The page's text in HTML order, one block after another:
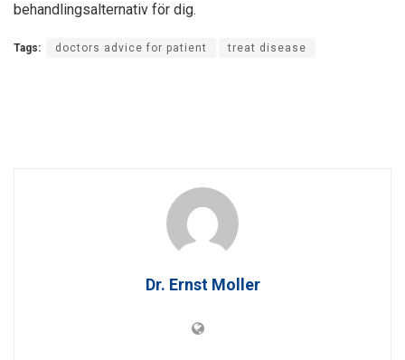
behandlingsalternativ för dig.
Tags: doctors advice for patient treat disease
Dr. Ernst Moller